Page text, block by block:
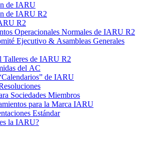
de IARU
de IARU R2
R2
Operacionales Normales de IARU R2
Ejecutivo & Asambleas Generales
de IARU R2
del AC
de IARU
Sociedades Miembros
para la Marca IARU
Estándar
la IARU?